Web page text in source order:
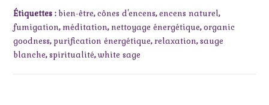
Étiquettes : bien-être,cônes d'encens,encens naturel,
fumigation, méditation, nettoyage énergétique,organic
goodness, purification énergétique, relaxation,sauge
blanche,spiritualité,white sage